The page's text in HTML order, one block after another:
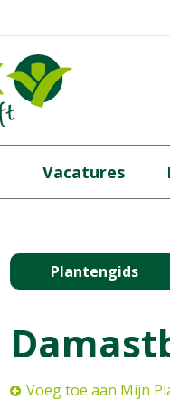
Vacatures
Plantengids
Voeg toe aan Mijn